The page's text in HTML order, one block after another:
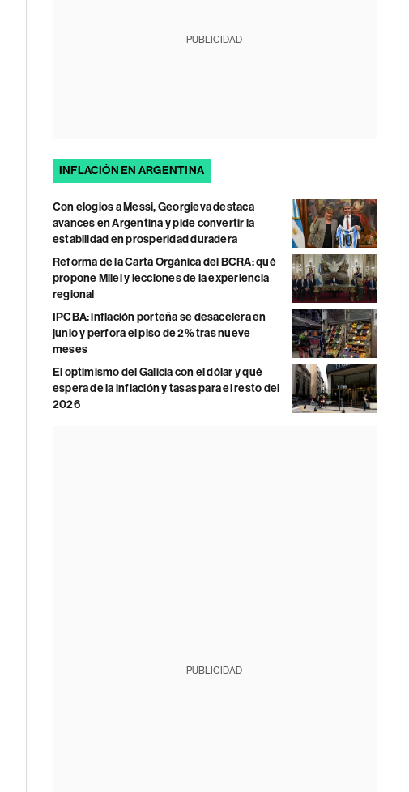
PUBLICIDAD
INFLACIÓN EN ARGENTINA
Con elogios a Messi, Georgieva destaca
avances en Argentina y pide convertir la
estabilidad en prosperidad duradera
Reforma de la Carta Orgánica del BCRA: qué
propone Milei y lecciones de la experiencia
regional
IPCBA: inflación porteña se desacelera en
junio y perfora el piso de 2% tras nueve
meses
El optimismo del Galicia con el dólar y qué
espera de la inflación y tasas para el resto del
2026
PUBLICIDAD